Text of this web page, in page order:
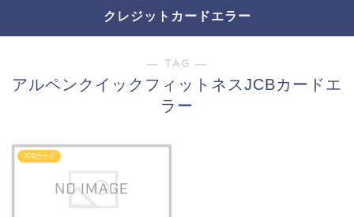
クレジットカードエラー
― TAG ―
アルペンクイックフィットネスJCBカードエ
ラー
JCBカード